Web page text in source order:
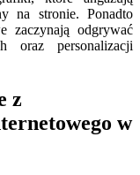
na stronie. Ponadto
zaczynają odgrywać
oraz personalizacji
z
w